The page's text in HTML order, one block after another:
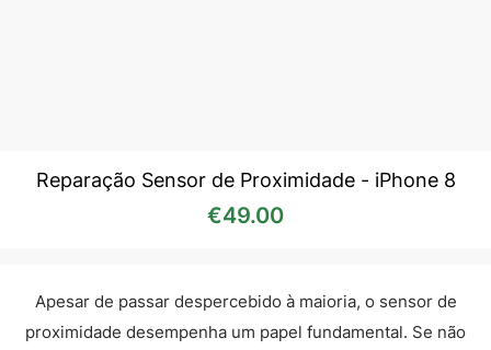
Reparação Sensor de Proximidade - iPhone 8
€49.00
Apesar de passar despercebido à maioria, o sensor de
proximidade desempenha um papel fundamental. Se não